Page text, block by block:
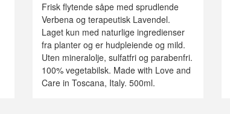
Frisk flytende såpe med sprudlende
Verbena og terapeutisk Lavendel.
Laget kun med naturlige ingredienser
fra planter og er hudpleiende og mild.
Uten mineralolje, sulfatfri og parabenfri.
100% vegetabilsk. Made with Love and
Care in Toscana, Italy. 500ml.